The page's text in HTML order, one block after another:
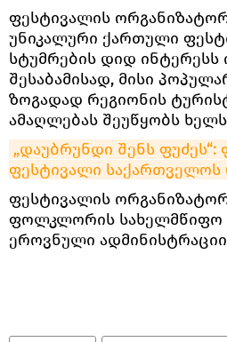
ფესტივალის
უნიკალური ქართული
სტუმრების დიდ ინტერესს
შესაბამისად, მისი
ზოგადად რეგიონის
ამაღლებას შეუწყობს
„დაუბრუნდი შენს
ფესტივალი საქართველოს
ფესტივალის
ფოლკლორის სახელმწიფო
ეროვნული